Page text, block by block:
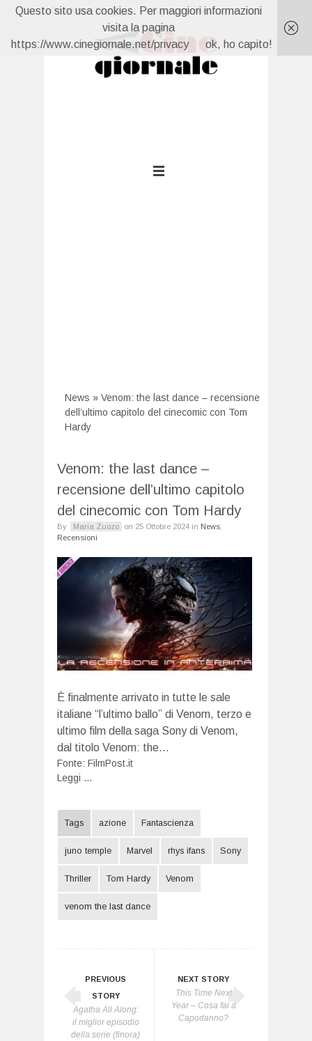
Breaking:
Far Away, anticipazioni 10 agosto: Nare vuole divorziare, Kaya fugge dalla villa
Forbidden Fruit 4, anticipazioni 7 agosto: Yildiz scopre che Cagatay è fidanzato
Capri, anticipazioni 6 agosto: Carolina torna e sfida Isabella
Forbidden Fruit 4, anticipazioni 10 agosto: Feride sorprende Yildiz con Hasan Ali
News » Venom: the last dance – recensione
dell’ultimo capitolo del cinecomic con Tom
Hardy
Venom: the last dance –
recensione dell’ultimo capitolo
del cinecomic con Tom Hardy
By Maria Zuozo on 25 Ottobre 2024 in News
Recensioni
È finalmente arrivato in tutte le sale
italiane “l’ultimo ballo” di Venom, terzo e
ultimo film della saga Sony di Venom,
dal titolo Venom: the…
Fonte: FilmPost.it
Leggi ...
Tags azione Fantascienza
juno temple Marvel rhys ifans Sony
Thriller Tom Hardy Venom
venom the last dance
PREVIOUS
STORY
Agatha All Along:
il miglior episodio
della serie (finora)
NEXT STORY
This Time Next
Year – Cosa fai a
Capodanno?
Questo sito usa cookies. Per maggiori informazioni
visita la pagina
https://www.cinegiornale.net/privacy
ok, ho capito!